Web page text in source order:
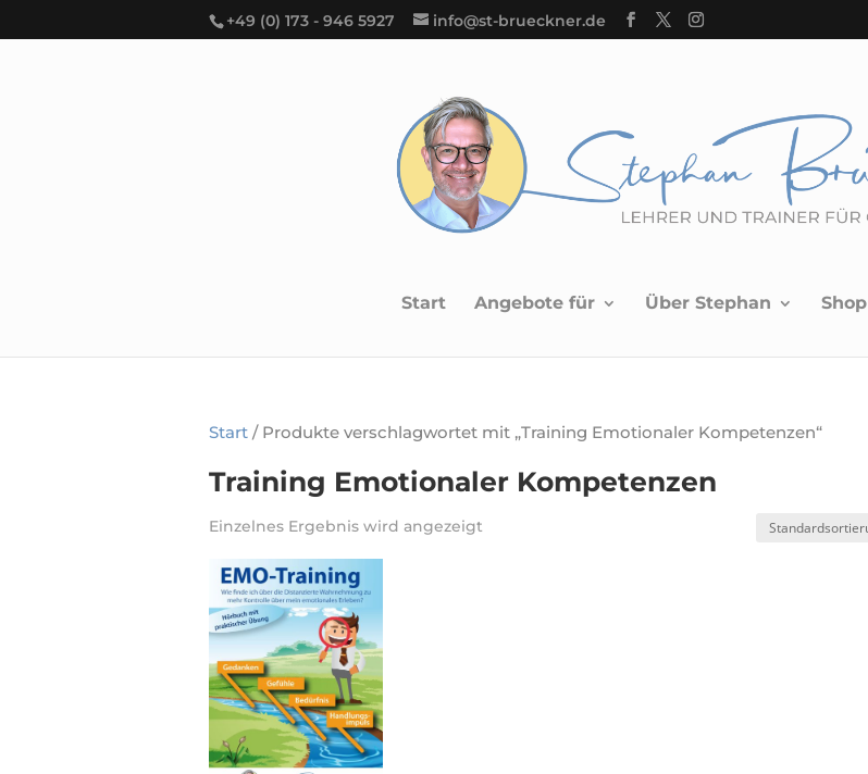
+49 (0) 173 - 946 5927 info@st-brueckner.de
Start Angebote für Über Stephan Shop
Start / Produkte verschlagwortet mit „Training Emotionaler Kompetenzen“
Training Emotionaler Kompetenzen
Einzelnes Ergebnis wird angezeigt